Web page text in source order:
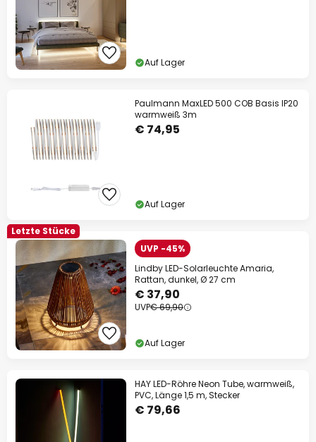
Auf Lager
Paulmann MaxLED 500 COB Basis IP20
warmweiß 3m
€ 74,95
Auf Lager
Letzte Stücke
UVP -45%
Lindby LED-Solarleuchte Amaria,
Rattan, dunkel, Ø 27 cm
€ 37,90
UVP€ 69,90
Auf Lager
HAY LED-Röhre Neon Tube, warmweiß,
PVC, Länge 1,5 m, Stecker
€ 79,66